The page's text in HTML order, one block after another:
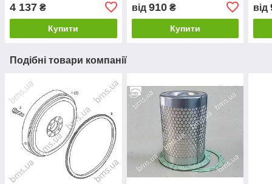
4 137 ₴
Купити
від 910₴
Купити
від
Подібні товари компанії